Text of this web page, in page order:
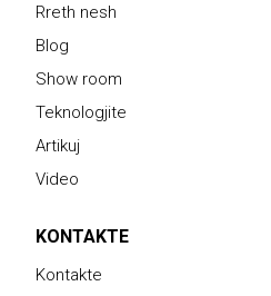
Rreth nesh
Blog
Show room
Teknologjite
Artikuj
Video
KONTAKTE
Kontakte